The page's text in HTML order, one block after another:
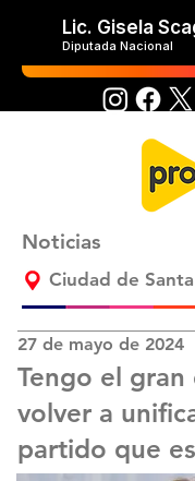
Lic. Gisela
Diputada Nacional
Noticias
Ciudad de
27 de mayo de 2024
Tengo el gran
volver a
partido que